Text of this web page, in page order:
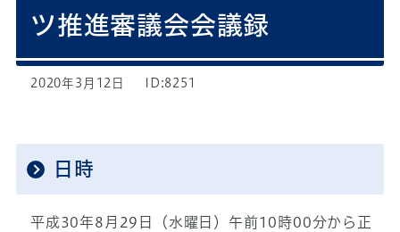
ツ推進審議会会議録
2020年3月12日 ID:8251
日時
平成30年8月29日（水曜日）午前10時00分から正